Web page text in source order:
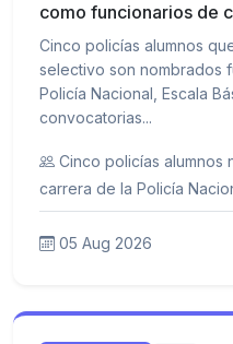
como funcionarios de
Cinco policías alumnos
selectivo son nombrados
Policía Nacional, Escala
convocatorias...
Cinco policías alumnos
carrera de la Policía
05 Aug 2026